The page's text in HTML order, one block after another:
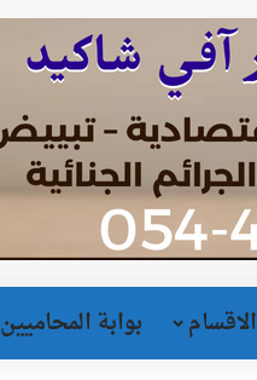
الاقسام بوابة المحاميين